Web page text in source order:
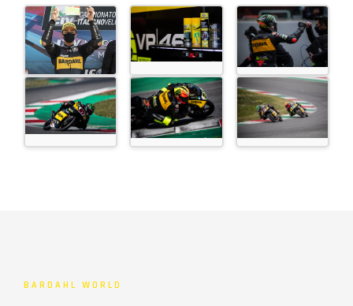
BARDAHL WORLD